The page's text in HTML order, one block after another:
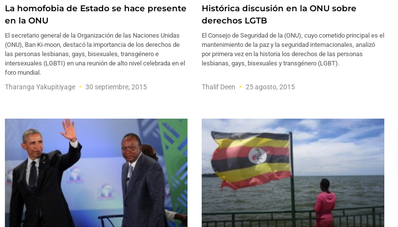
La homofobia de Estado se hace presente
en la ONU
El secretario general de la Organización de las Naciones Unidas
(ONU), Ban Ki-moon, destacó la importancia de los derechos de
las personas lesbianas, gays, bisexuales, transgénero e
intersexuales (LGBTI) en una reunión de alto nivel celebrada en el
foro mundial.
Tharanga Yakupitiyage 30 septiembre, 2015
Histórica discusión en la ONU sobre
derechos LGTB
El Consejo de Seguridad de la (ONU), cuyo cometido principal es el
mantenimiento de la paz y la seguridad internacionales, analizó
por primera vez en la historia los derechos de las personas
lesbianas, gays, bisexuales y transgénero (LGBT).
Thalif Deen 25 agosto, 2015